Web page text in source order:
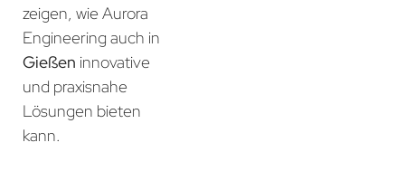
zeigen, wie Aurora
Engineering auch in
Gießen innovative
und praxisnahe
Lösungen bieten
kann.